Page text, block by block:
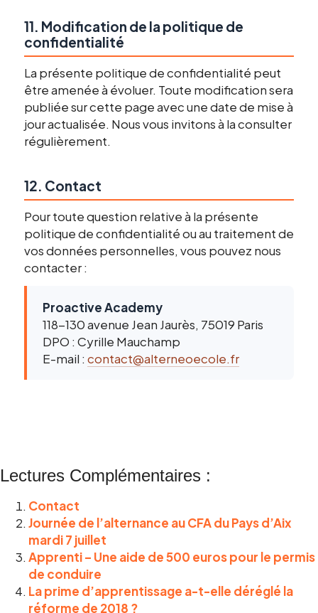
11. Modification de la politique de
confidentialité
La présente politique de confidentialité peut
être amenée à évoluer. Toute modification sera
publiée sur cette page avec une date de mise à
jour actualisée. Nous vous invitons à la consulter
régulièrement.
12. Contact
Pour toute question relative à la présente
politique de confidentialité ou au traitement de
vos données personnelles, vous pouvez nous
contacter :
Proactive Academy
118-130 avenue Jean Jaurès, 75019 Paris
DPO : Cyrille Mauchamp
E-mail : contact@alterneoecole.fr
Lectures Complémentaires :
Contact
Journée de l’alternance au CFA du Pays d’Aix
mardi 7 juillet
Apprenti – Une aide de 500 euros pour le permis
de conduire
La prime d’apprentissage a-t-elle déréglé la
réforme de 2018 ?